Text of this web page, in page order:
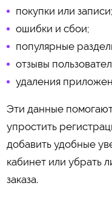
покупки или записи;
ошибки и сбои;
популярные
отзывы
удаления
Эти данные
упростить
добавить удобные
кабинет или убрать
заказа.